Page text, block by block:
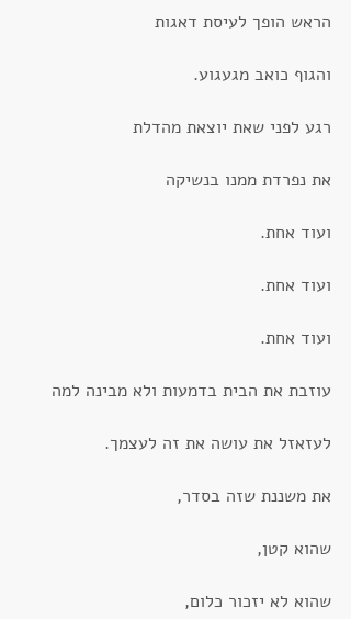
הראש הופך לעיסת דאגות
והגוף כואב מגעגוע.
רגע לפני שאת יוצאת מהדלת
את נפרדת ממנו בנשיקה
ועוד אחת.
ועוד אחת.
ועוד אחת.
עוזבת את הבית בדמעות ולא מבינה למה
לעזאזל את עושה את זה לעצמך.
את משננת שזה בסדר,
שהוא קטן,
שהוא לא יזכור כלום,